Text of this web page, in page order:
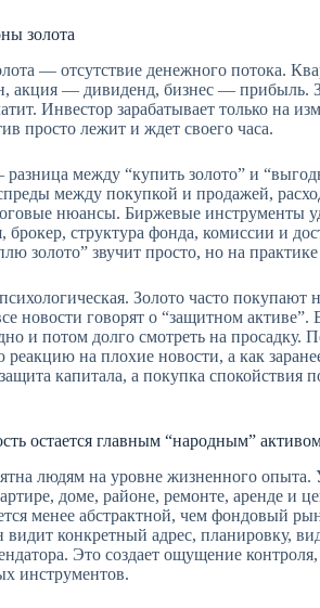
золота
— отсутствие денежного потока.
акция — дивиденд, бизнес — прибыль.
Инвестор зарабатывает только на
просто лежит и ждет своего часа.
между “купить золото” и
между покупкой и продажей,
нюансы. Биржевые инструменты
структура фонда, комиссии и
золото” звучит просто, но на
Золото часто покупают
новости говорят о “защитном
и потом долго смотреть на просадку.
на плохие новости, а как
капитала, а покупка спокойствия
остается главным “народным”
людям на уровне жизненного опыта.
доме, районе, ремонте, аренде и
менее абстрактной, чем фондовый
видит конкретный адрес, планировку,
Это создает ощущение контроля,
инструментов.